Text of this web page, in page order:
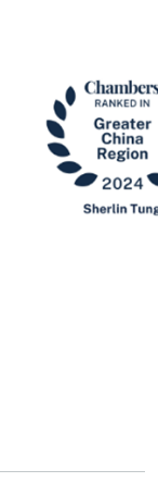
Vis East 模
仲裁模擬法庭
和貿易法領
學生競賽。
之星」，並於
至 2026